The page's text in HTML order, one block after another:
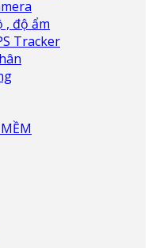
, độ ẩm
Tracker